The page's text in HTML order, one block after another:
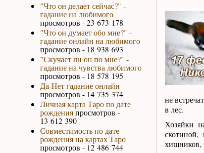
"Что он делает сейчас?" -
гадание на любимого
просмотров - 23 673 178
"Что он думает обо мне?" -
гадание онлайн на любимого
просмотров - 18 938 693
"Скучает ли он по мне?" -
гадание на чувства любимого
просмотров - 18 578 195
Да-Нет гадание онлайн
просмотров - 14 735 374
Личная карта Таро по дате
рожденияпросмотров -
13 612 390
Совместимость по дате
рождения на картах Таро
просмотров - 12 486 744
не
в лес.
Хозяйки
хищников,